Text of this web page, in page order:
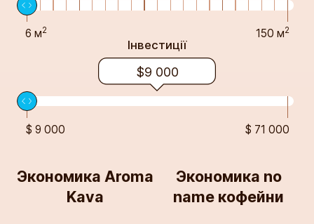
6 м2 150 м2
Інвестиції
$9 000
$ 9 000 $ 71 000
Экономика Aroma
Kava
Экономика no
name кофейни